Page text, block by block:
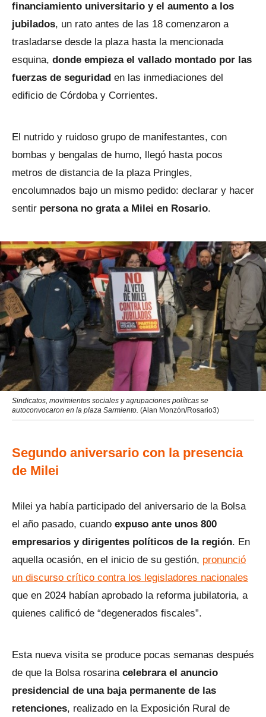
financiamiento universitario y el aumento a los
jubilados, un rato antes de las 18 comenzaron a
trasladarse desde la plaza hasta la mencionada
esquina, donde empieza el vallado montado por las
fuerzas de seguridad en las inmediaciones del
edificio de Córdoba y Corrientes.
El nutrido y ruidoso grupo de manifestantes, con
bombas y bengalas de humo, llegó hasta pocos
metros de distancia de la plaza Pringles,
encolumnados bajo un mismo pedido: declarar y hacer
sentir persona no grata a Milei en Rosario.
Sindicatos, movimientos sociales y agrupaciones políticas se
autoconvocaron en la plaza Sarmiento. (Alan Monzón/Rosario3)
Segundo aniversario con la presencia
de Milei
Milei ya había participado del aniversario de la Bolsa
el año pasado, cuando expuso ante unos 800
empresarios y dirigentes políticos de la región. En
aquella ocasión, en el inicio de su gestión, pronunció
un discurso crítico contra los legisladores nacionales
que en 2024 habían aprobado la reforma jubilatoria, a
quienes calificó de “degenerados fiscales”.
Esta nueva visita se produce pocas semanas después
de que la Bolsa rosarina celebrara el anuncio
presidencial de una baja permanente de las
retenciones, realizado en la Exposición Rural de